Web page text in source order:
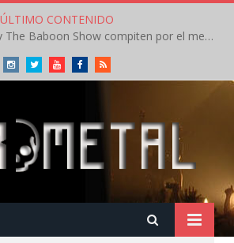
ÚLTIMO CONTENIDO
Crónica: In Flames y The Baboon Show compiten por el mejor concierto del día en el Leyendas del Rock – Viernes – Agosto 2026
InstagramTwitterYoutubeFacebookRSS